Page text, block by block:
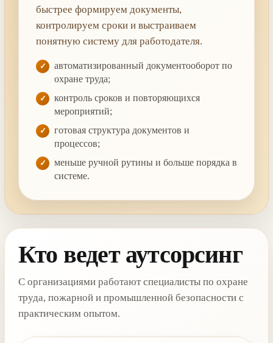
быстрее формируем документы,
контролируем сроки и выстраиваем
понятную систему для работодателя.
автоматизированный документооборот по
охране труда;
контроль сроков и повторяющихся
мероприятий;
готовая структура документов и
процессов;
меньше ручной рутины и больше порядка в
системе.
Кто ведет аутсорсинг
С организациями работают специалисты по охране
труда, пожарной и промышленной безопасности с
практическим опытом.